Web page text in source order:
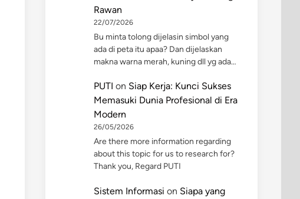
Rawan
22/07/2026
Bu minta tolong dijelasin simbol yang
ada di peta itu apaa? Dan dijelaskan
makna warna merah, kuning dll yg ada…
PUTI on Siap Kerja: Kunci Sukses
Memasuki Dunia Profesional di Era
Modern
26/05/2026
Are there more information regarding
about this topic for us to research for?
Thank you, Regard PUTI
Sistem Informasi on Siapa yang